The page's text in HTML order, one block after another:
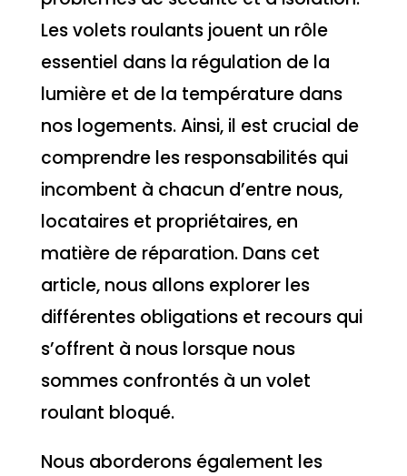
Les volets roulants jouent un rôle
essentiel dans la régulation de la
lumière et de la température dans
nos logements. Ainsi, il est crucial de
comprendre les responsabilités qui
incombent à chacun d’entre nous,
locataires et propriétaires, en
matière de réparation. Dans cet
article, nous allons explorer les
différentes obligations et recours qui
s’offrent à nous lorsque nous
sommes confrontés à un volet
roulant bloqué.
Nous aborderons également les